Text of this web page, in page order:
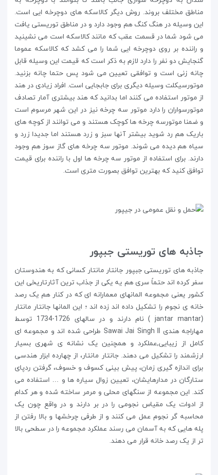
مناطق مختلف بروند. روش دیگر کالاسکه های دوچرخه ایی است.
این وسیله در هنگ کنگ هم وجود دارد و در مناطق توریستی یافت
می شود شما در قسمت عقب که مانند کالاسکه است می نشینید
و راننده بر روی دوچرخه ایی شما را می کشد که کالاسکه عموما
گنجایش دو نفر را دارد لازم به ذکر است که قیمت این وسیله قابل
چانه زنی است و توافقی تعیین می شود پس حتما چانه بزنید.
موتورسیکلت وسیله دیگری برای جابجایی است. افراد زیادی در هند
از موتور استفاده می کنند اما بدانید که هند بیشتری آمار تصادف
موتورسواران را دارد موتور سه چرخه نیز در این شهر مرسوم است
و ضمنا موتورسه چرخه ها کوچک هستند و می توانند از کوچه های
باریک هم رد شوید بیشتر آنها سبز و زرد هستند اما جدیدا زرد و
سیاه هم دیده می شوند. موتور سه چرخه های گاز سوز هم وجود
دارند. برای استفاده از موتور سه چرخه ها اول با راننده برای قیمت
توافق کنید که بهترین توافق بصورت متری است.
جاذبه های توریستی جبپور
جاذبه های توریستی جبپور جانتار مانتار کسانی که به هندوستان
سفر کرده اند حتماً سری هم یه یکی از جذاب ترین آثارتاریخی این
کشور یعنی مجموعه المانهای معمارانه ای که در کنار هم یک رصد
خانه ی نجوم را تشکیل داده اند زده اند ؛ این المانها جانتار مانتار
(jantar mantar ) نام دارند و در سالهای 1726-1734 توسط
مهاراجه هندی Sawai Jai Singh II طراحی شده اند و مجموعه ای
کامل از زیبایی,عملکرد و همچنین یک نشانه ی شهری بسیار
ارزشمند را تشکیل می دهند. جانتار مانتار، از چهارده ابزار هندسی
برای اندازه گیری زمان، پیش بینی کسوف و خسوف، گرفتن ردپای
ستارگان در مدارهایشان، تعیین زوال سیاره ها و … استفاده می
کند. این مجموعه از سنگهای محلی و مرمر ساخته شده و هر کدام
از ادوات یک مقیاس نجومی را در بر دارند و در واقع چون یک
محاسبه گر نجوم عمل می کنند و از طرفی چرخشها و بالا رفتن از
پله هایی که به آسمان می رسند عملکرد مجموعه را در سطحی بالا
تر از یک رصد خانه قرار می دهند.